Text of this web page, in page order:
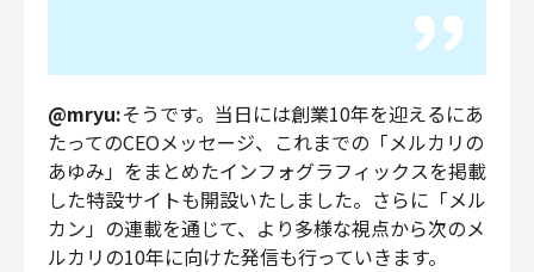
@mryu:そうです。当日には創業10年を迎えるにあ
たってのCEOメッセージ、これまでの「メルカリの
あゆみ」をまとめたインフォグラフィックスを掲載
した特設サイトも開設いたしました。さらに「メル
カン」の連載を通じて、より多様な視点から次のメ
ルカリの10年に向けた発信も行っていきます。